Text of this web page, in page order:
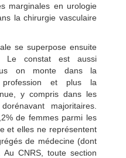
marginales en urologie
la chirurgie vasculaire
se superpose ensuite
Le constat est aussi
on monte dans la
profession et plus la
y compris dans les
majoritaires.
de femmes parmi les
et elles ne représentent
de médecine (dont
CNRS, toute section